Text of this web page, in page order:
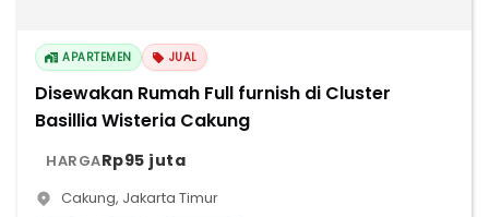
APARTEMEN JUAL
Disewakan Rumah Full furnish di Cluster
Basillia Wisteria Cakung
HARGARp95 juta
Cakung, Jakarta Timur